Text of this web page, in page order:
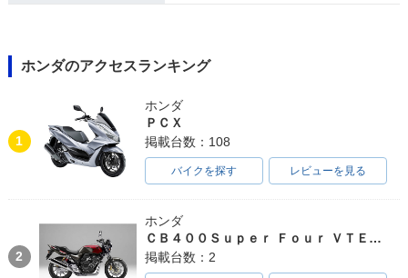
ホンダのアクセスランキング
1
ホンダ
ＰＣＸ
掲載台数：108
バイクを探す レビューを見る
2
ホンダ
ＣＢ４００Ｓｕｐｅｒ Ｆｏｕｒ ＶＴＥＣ ＳＰＥＣ３
掲載台数：2